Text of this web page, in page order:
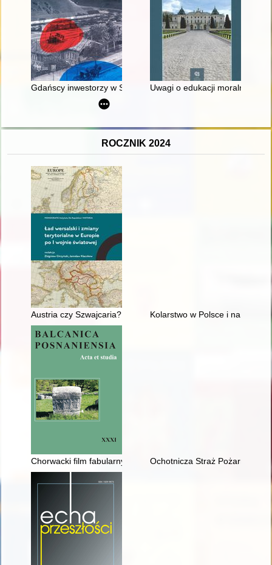
Gdańscy inwestorzy w Sopocie : prestiż finansowy i
Uwagi o edukacji moralnej
ROCZNIK 2024
Austria czy Szwajcaria? Kwestia przynależności państwowej
Kolarstwo w Polsce i na
Chorwacki film fabularny jako medium pamięci wojny lat 90.
Ochotnicza Straż Pożarna w